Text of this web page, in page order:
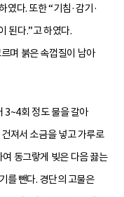
였다. 또한 “기침·감기·
된다.”고 하였다.
며 붉은 속껍질이 남아
3~4회 정도 물을 갈아
져서 소금을 넣고 가루로
동그랗게 빚은 다음 끓는
를 뺀다. 경단의 고물은